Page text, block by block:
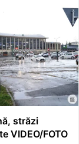
străzi
VIDEO/FOTO